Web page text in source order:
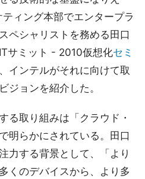
ィング本部でエンタープラ
ペシャリストを務める田口
サミット - 2010仮想化セミ
インテルがそれに向けて取
ジョンを紹介した。
る取り組みは「クラウド・
明らかにされている。田口
力する背景として、「より
くのデバイスから、より多